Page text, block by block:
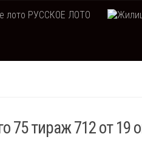
РУССКОЕ ЛОТО
75 тираж 712 от 19